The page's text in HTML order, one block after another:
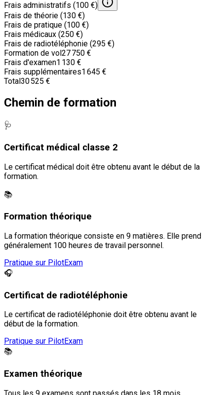
Frais administratifs (100 €)
Frais de théorie (130 €)
Frais de pratique (100 €)
Frais médicaux (250 €)
Frais de radiotéléphonie (295 €)
Formation de vol 27 750 €
Frais d'examen1 130 €
Frais supplémentaires1 645 €
Total 30 525 €
Chemin de formation
🩺
Certificat médical classe 2
Le certificat médical doit être obtenu avant le début de la
formation.
📚
Formation théorique
La formation théorique consiste en 9 matières. Elle prend
généralement 100 heures de travail personnel.
Pratique sur PilotExam
🎧
Certificat de radiotéléphonie
Le certificat de radiotéléphonie doit être obtenu avant le
début de la formation.
Pratique sur PilotExam
📚
Examen théorique